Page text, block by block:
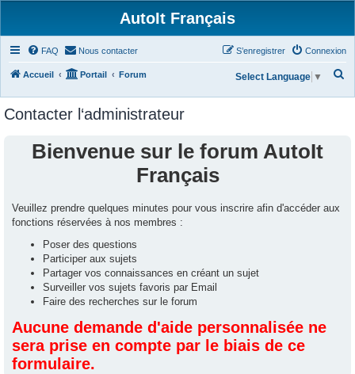
AutoIt Français
FAQ Nous contacter Connexion
S’enregistrer
Accueil Portail Forum Select Language ▼
Contacter l‘administrateur
Bienvenue sur le forum AutoIt
Français
Veuillez prendre quelques minutes pour vous inscrire afin d'accéder aux
fonctions réservées à nos membres :
Poser des questions
Participer aux sujets
Partager vos connaissances en créant un sujet
Surveiller vos sujets favoris par Email
Faire des recherches sur le forum
Aucune demande d'aide personnalisée ne
sera prise en compte par le biais de ce
formulaire.